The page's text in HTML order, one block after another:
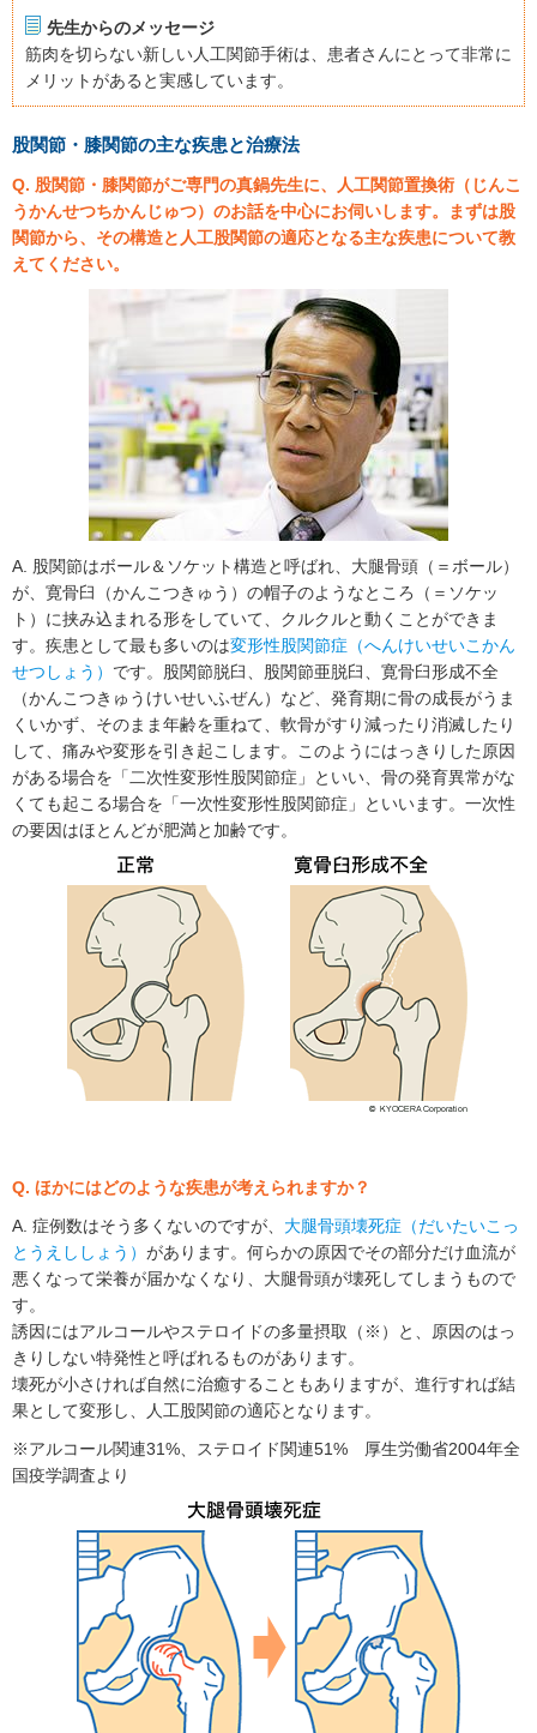
先生からのメッセージ
筋肉を切らない新しい人工関節手術は、患者さんにとって非常に
メリットがあると実感しています。
股関節・膝関節の主な疾患と治療法
Q. 股関節・膝関節がご専門の真鍋先生に、人工関節置換術（じんこ
うかんせつちかんじゅつ）のお話を中心にお伺いします。まずは股
関節から、その構造と人工股関節の適応となる主な疾患について教
えてください。
A. 股関節はボール＆ソケット構造と呼ばれ、大腿骨頭（＝ボール）
が、寛骨臼（かんこつきゅう）の帽子のようなところ（＝ソケッ
ト）に挟み込まれる形をしていて、クルクルと動くことができま
す。疾患として最も多いのは変形性股関節症（へんけいせいこかん
せつしょう） です。股関節脱臼、股関節亜脱臼、寛骨臼形成不全
（かんこつきゅうけいせいふぜん）など、発育期に骨の成長がうま
くいかず、そのまま年齢を重ねて、軟骨がすり減ったり消滅したり
して、痛みや変形を引き起こします。このようにはっきりした原因
がある場合を「二次性変形性股関節症」といい、骨の発育異常がな
くても起こる場合を「一次性変形性股関節症」といいます。一次性
の要因はほとんどが肥満と加齢です。
Q. ほかにはどのような疾患が考えられますか？
A. 症例数はそう多くないのですが、 大腿骨頭壊死症（だいたいこっ
とうえししょう） があります。何らかの原因でその部分だけ血流が
悪くなって栄養が届かなくなり、大腿骨頭が壊死してしまうもので
す。
誘因にはアルコールやステロイドの多量摂取（※）と、原因のはっ
きりしない特発性と呼ばれるものがあります。
壊死が小さければ自然に治癒することもありますが、進行すれば結
果として変形し、人工股関節の適応となります。
※アルコール関連31%、ステロイド関連51% 厚生労働省2004年全
国疫学調査より